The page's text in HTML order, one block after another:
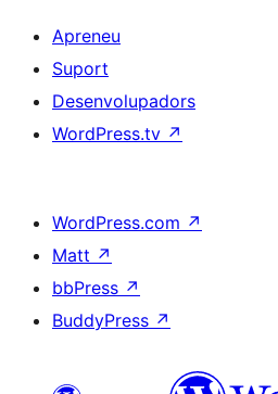
Apreneu
Suport
Desenvolupadors
WordPress.tv ↗
WordPress.com ↗
Matt ↗
bbPress ↗
BuddyPress ↗